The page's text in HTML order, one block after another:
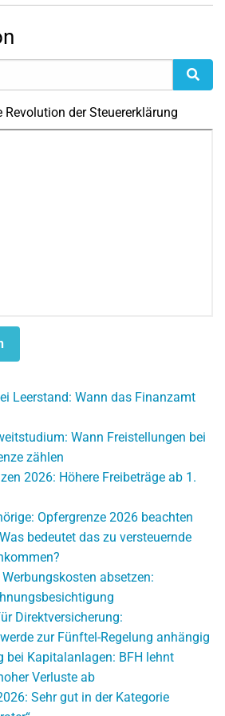
Revolution der Steuererklärung
Leerstand: Wann das Finanzamt
Wann Freistellungen bei
zählen
2026: Höhere Freibeträge ab 1.
Opfergrenze 2026 beachten
bedeutet das zu versteuernde
absetzen:
Direktversicherung:
zur Fünftel-Regelung anhängig
bei Kapitalanlagen: BFH lehnt
Verluste ab
Sehr gut in der Kategorie